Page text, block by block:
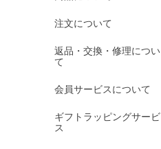
注文について
返品・交換・修理につい
て
会員サービスについて
ギフトラッピングサービ
ス